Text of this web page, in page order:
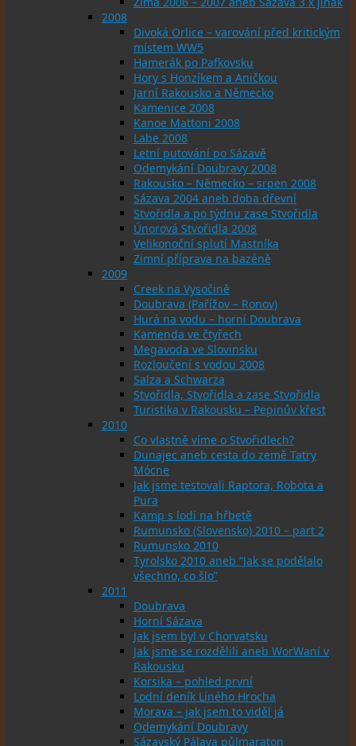
2008
Divoká Orlice – varování před kritickým
místem WW5
Hamerák po Pafkovsku
Hory s Honzíkem a Aničkou
Jarní Rakousko a Německo
Kamenice 2008
Kanoe Mattoni 2008
Labe 2008
Letní putování po Sázavě
Odemykání Doubravy 2008
Rakousko – Německo – srpen 2008
Sázava 2004 aneb doba dřevní
Stvořidla a po týdnu zase Stvořidla
Únorová Stvořidla 2008
Velikonoční splutí Mastníka
Zimní příprava na bazéně
2009
Creek na Vysočině
Doubrava (Pařížov – Ronov)
Hurá na vodu – horní Doubrava
Kamenda ve čtyřech
Megavoda ve Slovinsku
Rozloučení s vodou 2008
Salza a Schwarza
Stvořidla, Stvořidla a zase Stvořidla
Turistika v Rakousku – Pepinův křest
2010
Co vlastně víme o Stvořidlech?
Dunajec aneb cesta do země Tatry
Mócne
Jak jsme testovali Raptora, Robota a
Pura
Kamp s lodí na hřbetě
Rumunsko (Slovensko) 2010 – part 2
Rumunsko 2010
Tyrolsko 2010 aneb “Jak se podělalo
všechno, co šlo”
2011
Doubrava
Horní Sázava
Jak jsem byl v Chorvatsku
Jak jsme se rozdělili aneb WorWaní v
Rakousku
Korsika – pohled první
Lodní deník Líného Hrocha
Morava – jak jsem to viděl já
Odemykání Doubravy
Sázavský Pálava půlmaraton